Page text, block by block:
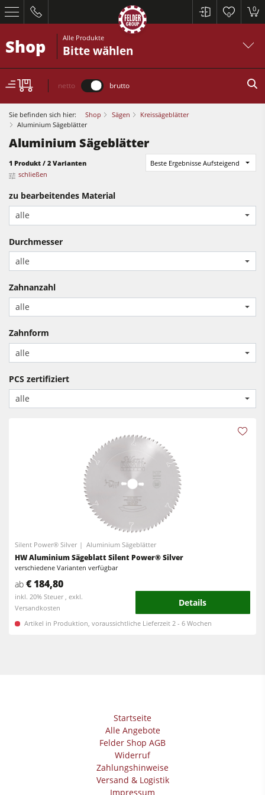
0
0
Kreissägen und Formatkreissägen
Hobelmaschinen
Fräsmaschinen
Kombimaschinen
Langband- & Kantenschleifmaschinen
Bandsägen
Bohrmaschinen
Brikettierpressen
Heizplattenpressen & Vakuumpressen
Rohluftabsauggeräte
Reinluftabsauggeräte & Entstauber
Werkstattausrüstung
F4Solutions Software
Automatisierung & Materialhandling
Projektmanagement
Fräsmaschinen
Kombimaschinen
CNC Bearbeitungszentren
Kantenanleimmaschinen
Schleifmaschinen
Bürstmaschine
Druckbalkensägen & Plattenaufteilsägen
Brikettierpressen
Absauggeräte & Entstauber
Vorschubapparate
Shop Alle Produkte
Bitte wählen
netto brutto
Sie befinden sich hier: Shop Sägen
Kreissägeblätter
Aluminium Sägeblätter
Aluminium Sägeblätter
1 Produkt / 2 Varianten
Beste Ergebnisse Aufsteigend
schließen
zu bearbeitendes Material
alle
Durchmesser
alle
Zahnanzahl
alle
Zahnform
alle
PCS zertifiziert
alle
Silent Power® Silver Aluminium Sägeblätter
HW Aluminium Sägeblatt Silent Power® Silver
verschiedene Varianten verfügbar
ab € 184,80
inkl. 20% Steuer , exkl.
Versandkosten
Details
Artikel in Produktion, voraussichtliche Lieferzeit 2 - 6 Wochen
Startseite
Alle Angebote
Felder Shop AGB
Widerruf
Zahlungshinweise
Versand & Logistik
Impressum